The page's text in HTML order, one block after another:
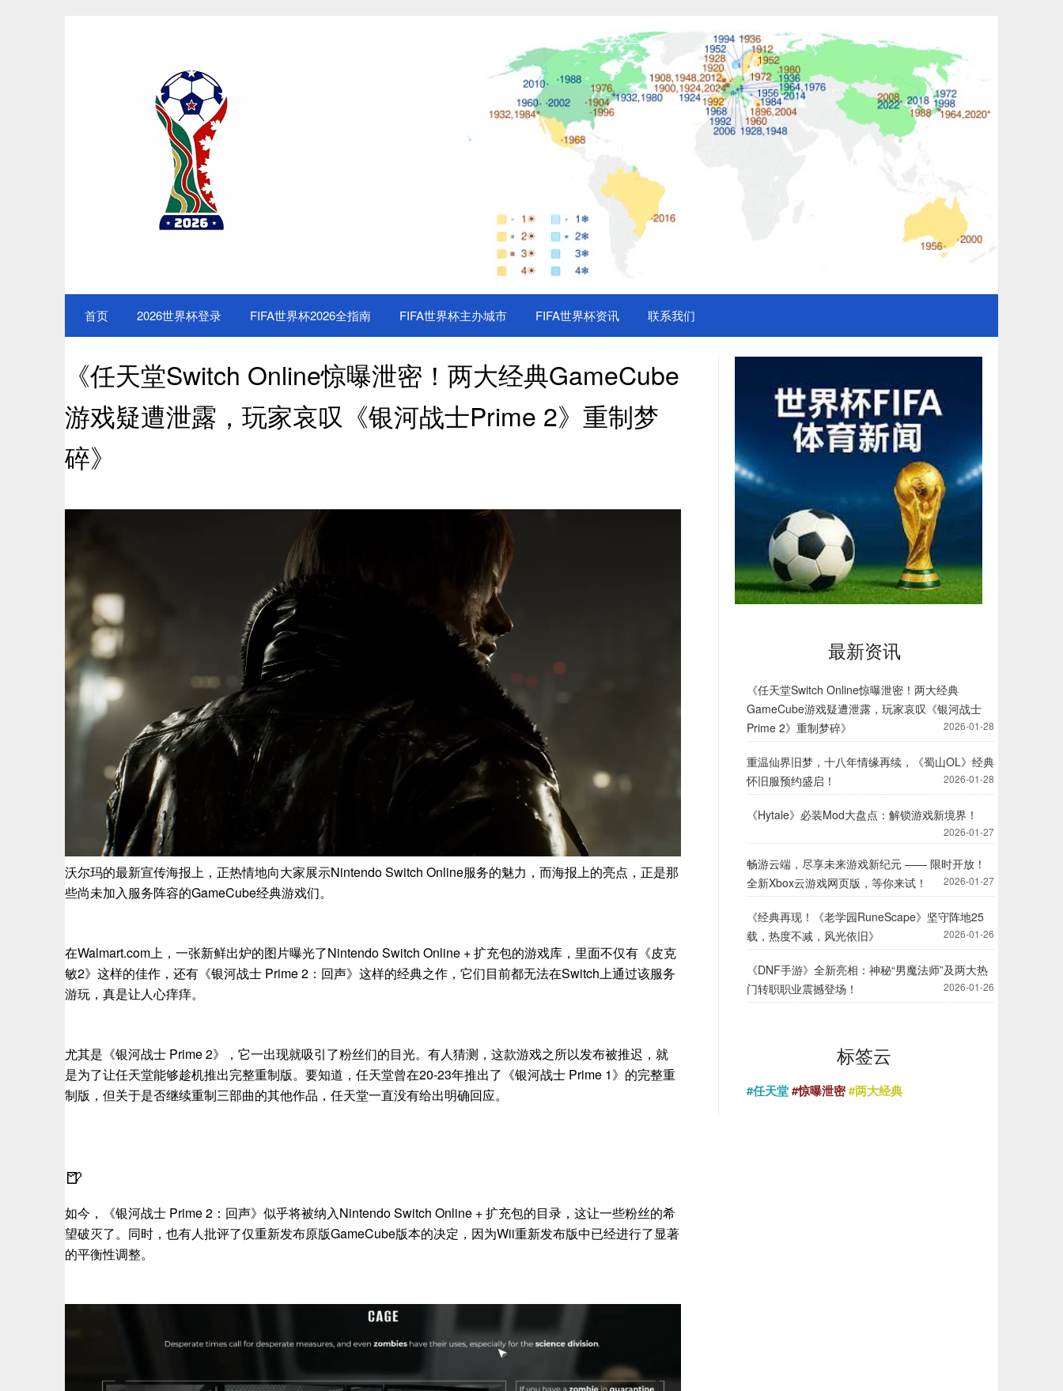
首页 2026世界杯登录 FIFA世界杯2026全指南 FIFA世界杯主办城市 FIFA世界杯资讯 联系我们
《任天堂Switch Online惊曝泄密！两大经典GameCube
游戏疑遭泄露，玩家哀叹《银河战士Prime 2》重制梦
碎》
沃尔玛的最新宣传海报上，正热情地向大家展示Nintendo Switch Online服务的魅力，而海报上的亮点，正是那
些尚未加入服务阵容的GameCube经典游戏们。
在Walmart.com上，一张新鲜出炉的图片曝光了Nintendo Switch Online + 扩充包的游戏库，里面不仅有《皮克
敏2》这样的佳作，还有《银河战士 Prime 2：回声》这样的经典之作，它们目前都无法在Switch上通过该服务
游玩，真是让人心痒痒。
尤其是《银河战士 Prime 2》，它一出现就吸引了粉丝们的目光。有人猜测，这款游戏之所以发布被推迟，就
是为了让任天堂能够趁机推出完整重制版。要知道，任天堂曾在20-23年推出了《银河战士 Prime 1》的完整重
制版，但关于是否继续重制三部曲的其他作品，任天堂一直没有给出明确回应。
🍺
如今，《银河战士 Prime 2：回声》似乎将被纳入Nintendo Switch Online + 扩充包的目录，这让一些粉丝的希
望破灭了。同时，也有人批评了仅重新发布原版GameCube版本的决定，因为Wii重新发布版中已经进行了显著
的平衡性调整。
最新资讯
《任天堂Switch Online惊曝泄密！两大经典
GameCube游戏疑遭泄露，玩家哀叹《银河战士
Prime 2》重制梦碎》
2026-01-28
重温仙界旧梦，十八年情缘再续，《蜀山OL》经典
怀旧服预约盛启！
2026-01-28
《Hytale》必装Mod大盘点：解锁游戏新境界！
2026-01-27
畅游云端，尽享未来游戏新纪元 —— 限时开放！
全新Xbox云游戏网页版，等你来试！
2026-01-27
《经典再现！《老学园RuneScape》坚守阵地25
载，热度不减，风光依旧》
2026-01-26
《DNF手游》全新亮相：神秘“男魔法师”及两大热
门转职职业震撼登场！
2026-01-26
标签云
#任天堂#惊曝泄密#两大经典